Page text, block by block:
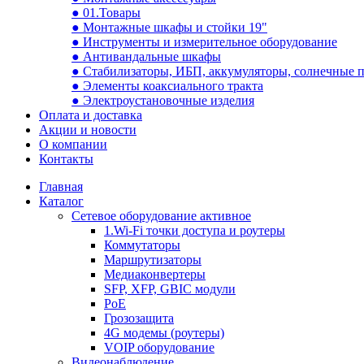
● 01.Товары
● Монтажные шкафы и стойки 19"
● Инструменты и измерительное оборудование
● Антивандальные шкафы
● Стабилизаторы, ИБП, аккумуляторы, солнечные
● Элементы коаксиального тракта
● Электроустановочные изделия
Оплата и доставка
Акции и новости
О компании
Контакты
Главная
Каталог
Сетевое оборудование активное
1.Wi-Fi точки доступа и роутеры
Коммутаторы
Маршрутизаторы
Медиаконвертеры
SFP, XFP, GBIC модули
PoE
Грозозащита
4G модемы (роутеры)
VOIP оборудование